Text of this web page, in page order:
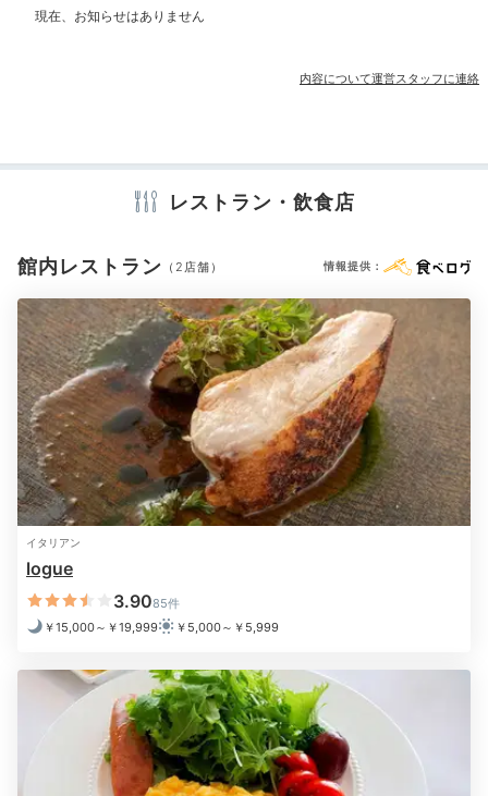
テレビ 冷蔵庫 エアコン スリッパ 洗浄機付トイレ 歯ブラシ
シャンプー
シャワーキャップ
タオル バスタオル ドライヤー
※設備・アメニティは、確認が取れている情報を表示しています。
内容について運営スタッフに連絡
レストラン・飲食店
館内レストラン （2店舗） 情報提供：
イタリアン
logue
3.9085件
￥15,000～￥19,999
￥5,000～￥5,999